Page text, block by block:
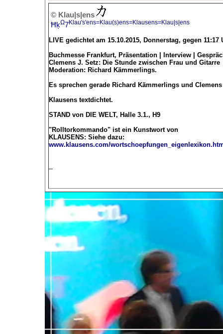
© Klau|s|ens
ĦķΩ7Klau's'ens=Klau(s)ens=Klausens=Klau|s|ens
LIVE gedichtet am 15.10.2015, Donnerstag, gegen 11:17
Buchmesse Frankfurt, Präsentation | Interview |
Clemens J. Setz: Die Stunde zwischen Frau und Gitarre
Moderation: Richard Kämmerlings.
Es sprechen gerade Richard Kämmerlings und
Klausens textdichtet.
STAND von DIE WELT, Halle 3.1., H9
"Rolltorkommando" ist ein Kunstwort von
KLAUSENS: Siehe dazu:
www.klausens.com/
--